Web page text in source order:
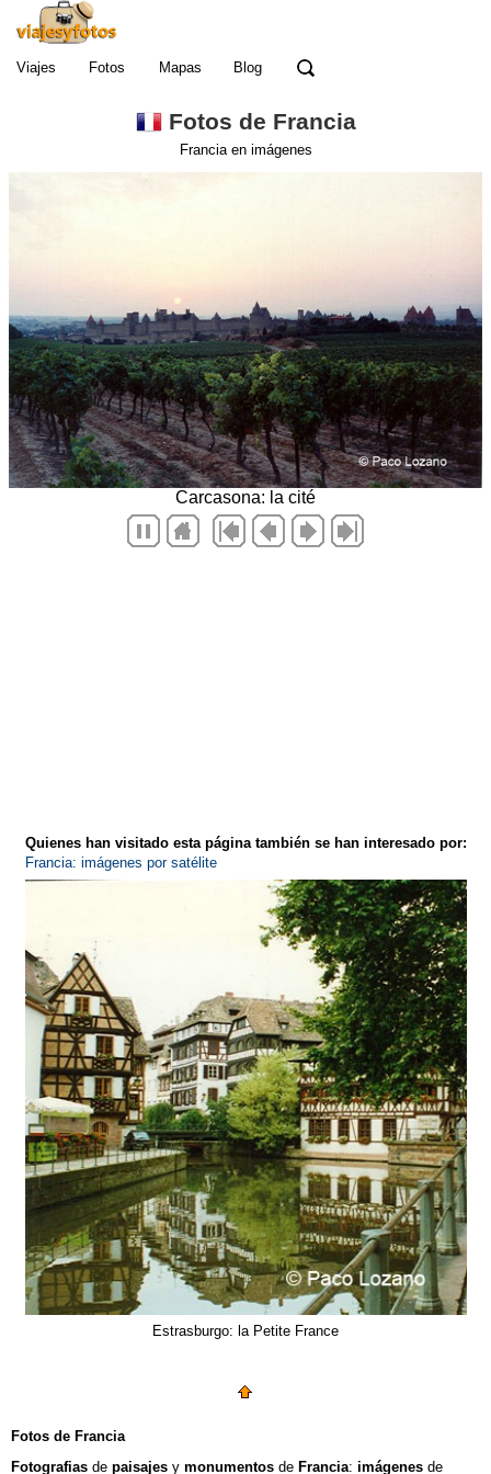
Viajes Fotos Mapas Blog
Fotos de Francia
Francia en imágenes
Quienes han visitado esta página también se han interesado por:
Francia: imágenes por satélite
Estrasburgo: la Petite France
Fotos de Francia
Fotografias de paisajes y monumentos de Francia: imágenes de